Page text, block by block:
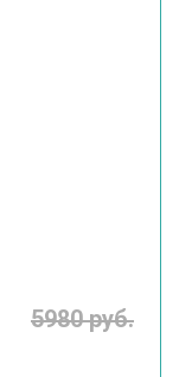
5980 руб.